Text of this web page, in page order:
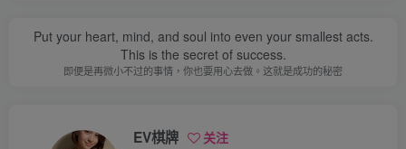
Put your heart, mind, and soul into even your smallest acts.
This is the secret of success.
即便是再微小不过的事情，你也要用心去做。这就是成功的秘密
EV棋牌 关注